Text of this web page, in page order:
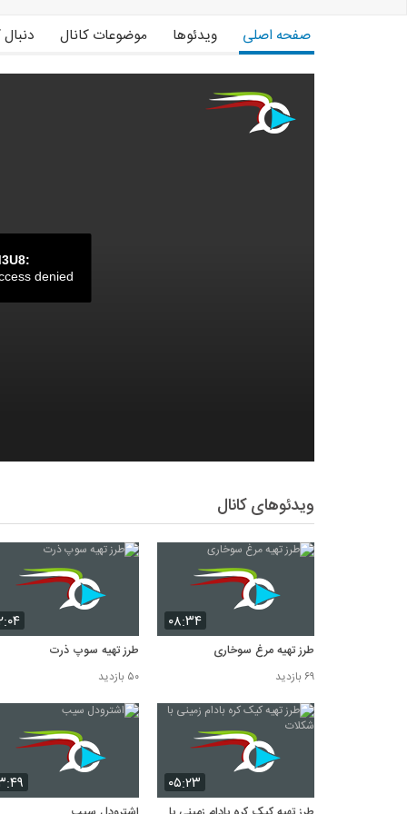
صفحه اصلی ویدئوها موضوعات کانال
denied
ویدئوهای کانال
۰۸:۳۴
طرز تهیه مرغ سوخاری
۶۹ بازدید
طرز تهیه سوپ ذرت
۵۰ بازدید
۰۵:۲۳